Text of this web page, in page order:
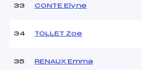
33 CONTE Elyne
34 TOLLET Zoe
35 RENAUX Emma